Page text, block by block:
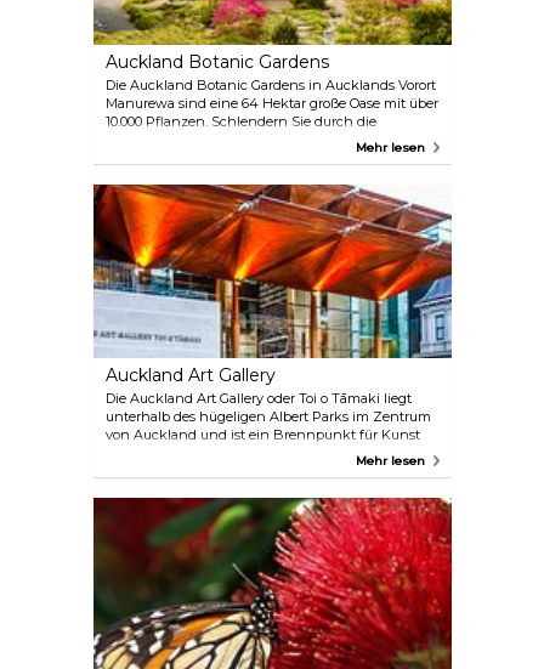
Auckland Botanic Gardens
Die Auckland Botanic Gardens in Aucklands Vorort
Manurewa sind eine 64 Hektar große Oase mit über
10.000 Pflanzen. Schlendern Sie durch die
thematischen Gärten, machen Sie eine Pause an
Fall den duftenden Rosengarten, der unter den
vielen einzigartigen Bereichen hervorsticht. Der
Eintritt zu diesem friedlichen Rückzugsort ist
kostenlos und ein Muss für jeden Auckland-
Besucher.
Mehr lesen
Auckland Art Gallery
Die Auckland Art Gallery oder Toi o Tāmaki liegt
unterhalb des hügeligen Albert Parks im Zentrum
von Auckland und ist ein Brennpunkt für Kunst
und Kultur. Sie wurde 1888 gegründet und ist stolz
darauf, die erste ständige Kunstgalerie Neuseelands
Sammlung nationaler und internationaler Kunst
des Landes und ist häufig Schauplatz
internationaler Wanderausstellungen. Die
Erhabenheit des Gebäudes, das von hoch
aufragenden Kauri-Säulen und einem herrlichen
Vordach geprägt ist, ist ein Erlebnis für sich.
Regelmäßige Führungen, familienfreundliche
Veranstaltungen, Yoga-Sitzungen, Zeichenkurse
und ein verstecktes Kino, in dem Arthouse-Filme
Mehr lesen